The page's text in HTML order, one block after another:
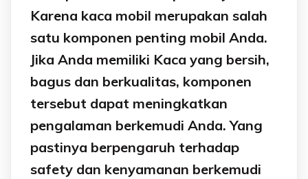
Karena kaca mobil merupakan salah
satu komponen penting mobil Anda.
Jika Anda memiliki Kaca yang bersih,
bagus dan berkualitas, komponen
tersebut dapat meningkatkan
pengalaman berkemudi Anda. Yang
pastinya berpengaruh terhadap
safety dan kenyamanan berkemudi